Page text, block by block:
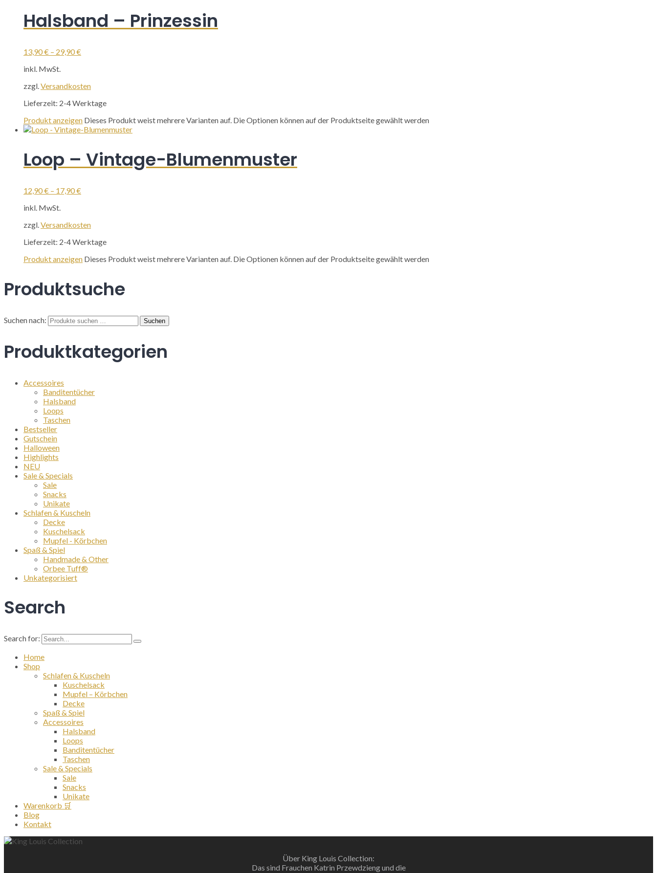
Halsband – Prinzessin
13,90€ – 29,90€
inkl. MwSt.
zzgl.Versandkosten
Lieferzeit: 2-4 Werktage
Produkt anzeigen Dieses Produkt weist mehrere Varianten auf. Die Optionen können auf der Produktseite gewählt werden
Loop – Vintage-Blumenmuster
12,90€ – 17,90€
inkl. MwSt.
zzgl.Versandkosten
Lieferzeit: 2-4 Werktage
Produkt anzeigen Dieses Produkt weist mehrere Varianten auf. Die Optionen können auf der Produktseite gewählt werden
Produktsuche
Suchen nach: Suchen
Produktkategorien
Accessoires
Banditentücher
Halsband
Loops
Taschen
Bestseller
Gutschein
Halloween
Highlights
NEU
Sale & Specials
Sale
Snacks
Unikate
Schlafen & Kuscheln
Decke
Kuschelsack
Mupfel - Körbchen
Spaß & Spiel
Handmade & Other
Orbee Tuff®
Unkategorisiert
Search
Search for:
Home
Shop
Schlafen & Kuscheln
Kuschelsack
Mupfel – Körbchen
Decke
Spaß & Spiel
Accessoires
Halsband
Loops
Banditentücher
Taschen
Sale & Specials
Sale
Snacks
Unikate
Warenkorb 🛒
Blog
Kontakt
Über King Louis Collection:
Das sind Frauchen Katrin Przewdzieng und die